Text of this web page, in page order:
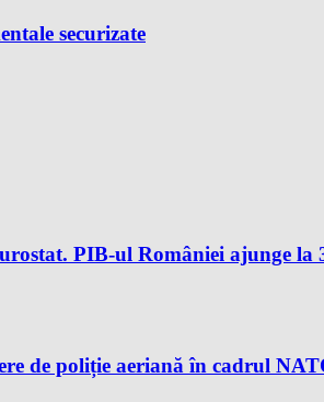
securizate
PIB-ul României ajunge la
de poliție aeriană în cadrul